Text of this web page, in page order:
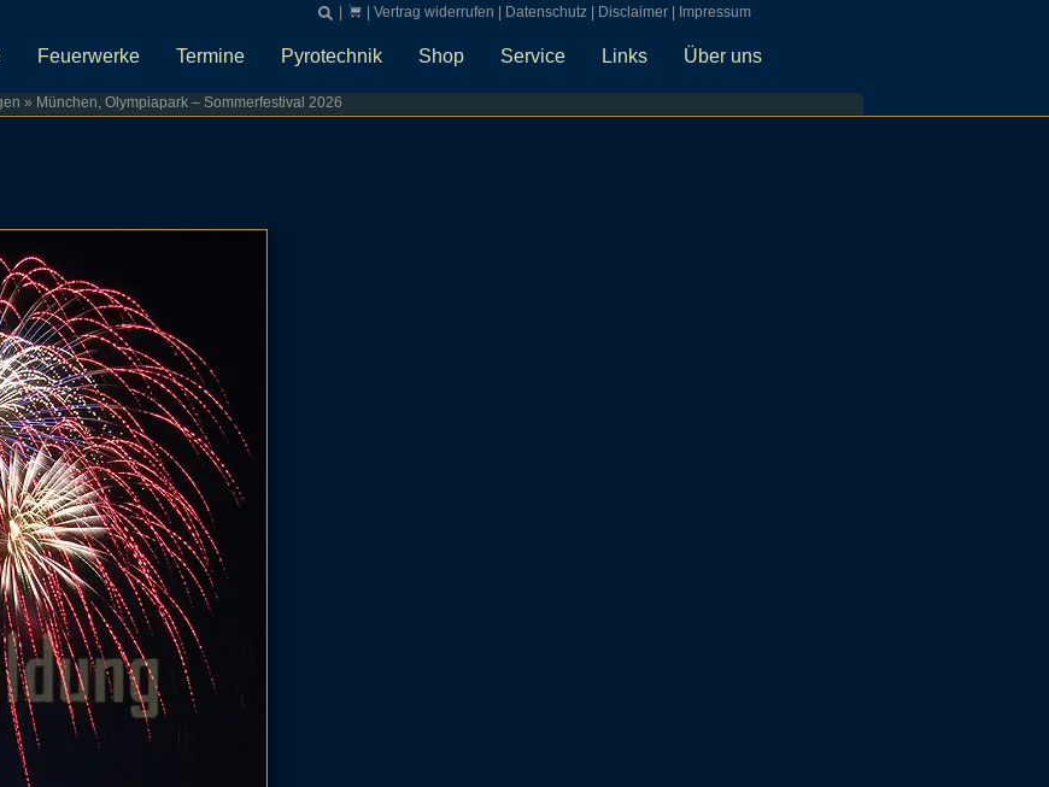
Vertrag widerrufen Datenschutz| Disclaimer| Impressum
Feuerwerke Termine Pyrotechnik Shop Service Links Über uns
» München, Olympiapark – Sommerfestival 2026